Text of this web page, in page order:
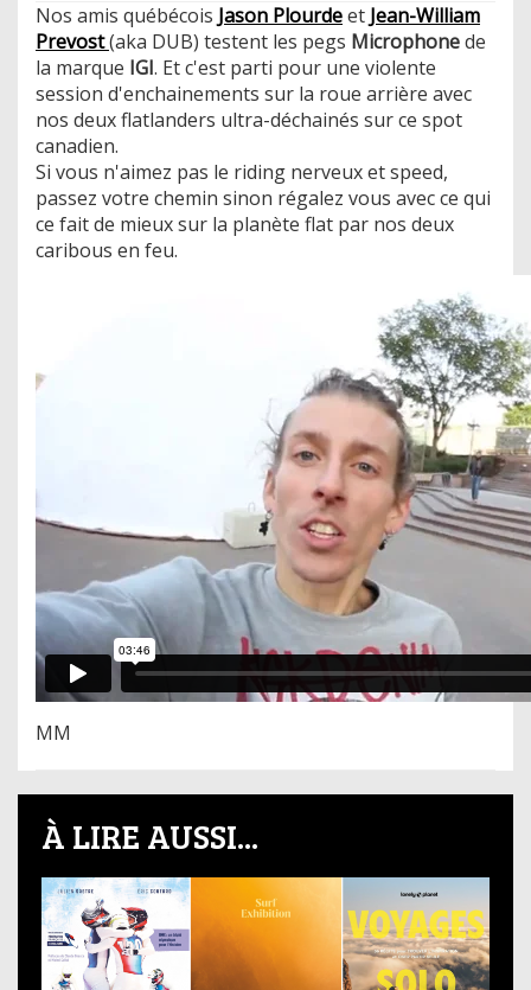
Nos amis québécois Jason Plourdeet Jean-William
Prevost(aka DUB) testent les pegs Microphonede
la marque IGI. Et c'est parti pour une violente
session d'enchainements sur la roue arrière avec
nos deux flatlanders ultra-déchainés sur ce spot
canadien.
Si vous n'aimez pas le riding nerveux et speed,
passez votre chemin sinon régalez vous avec ce qui
ce fait de mieux sur la planète flat par nos deux
caribous en feu.
MM
À LIRE AUSSI...